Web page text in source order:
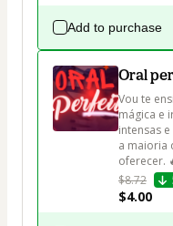
Add to purchase
Oral
Vou te
mágica e
intensas
a maioria
oferecer.
$8.72
$4.00